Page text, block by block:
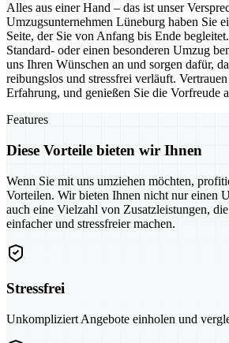
Alles aus einer Hand – das ist unser
Umzugsunternehmen Lüneburg haben Sie
Seite, der Sie von Anfang bis Ende
Standard- oder einen besonderen Umzug
uns Ihren Wünschen an und sorgen dafür,
reibungslos und stressfrei verläuft.
Erfahrung, und genießen Sie die Vorfreude
Features
Diese Vorteile bieten wir Ihnen
Wenn Sie mit uns umziehen möchten,
Vorteilen. Wir bieten Ihnen nicht nur einen
auch eine Vielzahl von Zusatzleistungen,
einfacher und stressfreier machen.
Stressfrei
Unkompliziert Angebote einholen und